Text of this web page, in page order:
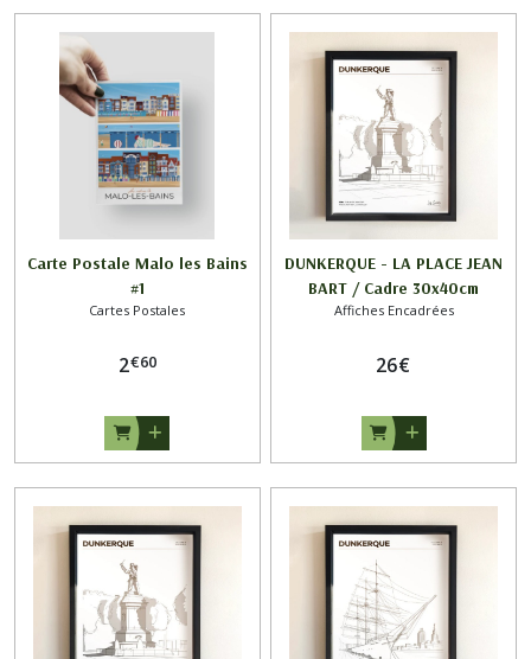
Carte Postale Malo les Bains
#1
Cartes Postales
2€60
DUNKERQUE - LA PLACE JEAN
BART / Cadre 30x40cm
Affiches Encadrées
26€